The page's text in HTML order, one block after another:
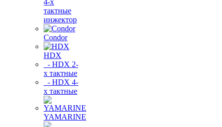
4-х
тактные
инжектор
Condor
HDX
- HDX 2-
х тактные
- HDX 4-
х тактные
YAMARINE